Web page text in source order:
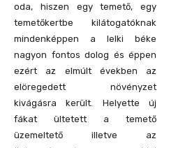
oda, hiszen egy temető, egy
temetőkertbe kilátogatóknak
mindenképpen a lelki béke
nagyon fontos dolog és éppen
ezért az elmúlt években az
elöregedett növényzet
kivágásra került. Helyette új
fákat ültetett a temető
üzemeltető illetve az